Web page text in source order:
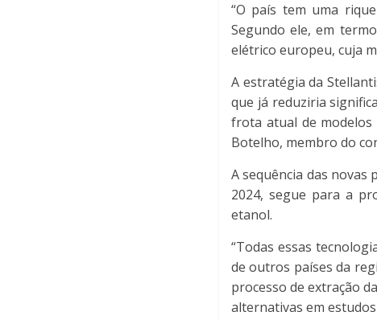
“O país tem uma
Segundo ele, em
elétrico europeu, cuja
A estratégia da
que já reduziria
frota atual de modelos
Botelho, membro do
A sequência das
2024, segue para a
etanol.
“Todas essas
de outros países da
processo de extração
alternativas em